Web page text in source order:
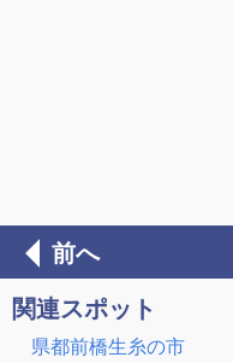
前へ
関連スポット
県都前橋生糸の市